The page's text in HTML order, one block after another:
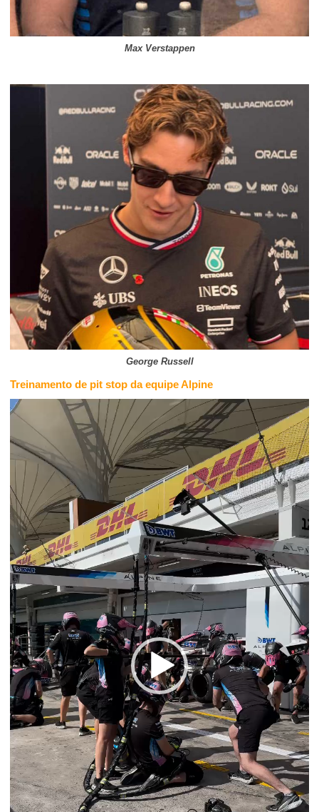
Max Verstappen
George Russell
Treinamento de pit stop da equipe Alpine
Tocador
de
vídeo